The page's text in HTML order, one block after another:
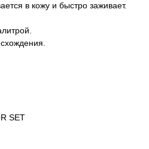
в кожу и быстро заживает.
SET